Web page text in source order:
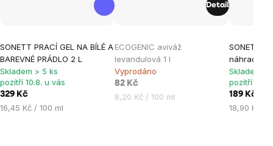
SONETT PRACÍ GEL NA BÍLÉ A
BAREVNÉ PRÁDLO 2 L
hodnocení
produktu
je
5,0
z
Skladem > 5 ks
pozítří 10.8. u vás
329 Kč
Měrná
16,45 Kč / 100 ml
ECOGENIC aviváž
levandulová 1 l
hodnocení
produktu
je
0,0
Vyprodáno
82 Kč
Měrná
8,20 Kč / 100 ml
Detail
SONETT
náhradní
Skladem >
pozítří
189 Kč
Měrná
18,90 Kč /